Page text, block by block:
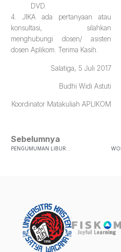
DVD.
4. JIKA ada pertanyaan atau
konsultasi, silahkan
menghubungi dosen/ asisten
dosen Aplikom. Terima Kasih.
Salatiga, 5 Juli 2017
Budhi Widi Astuti
Koordinator Matakuliah APLIKOM
Sebelumnya
PENGUMUMAN LIBUR…